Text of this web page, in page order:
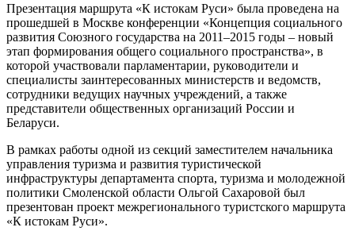
Презентация маршрута «К истокам Руси» была проведена на
прошедшей в Москве конференции «Концепция социального
развития Союзного государства на 2011–2015 годы – новый
этап формирования общего социального пространства», в
которой участвовали парламентарии, руководители и
специалисты заинтересованных министерств и ведомств,
сотрудники ведущих научных учреждений, а также
представители общественных организаций России и
Беларуси.
В рамках работы одной из секций заместителем начальника
управления туризма и развития туристической
инфраструктуры департамента спорта, туризма и молодежной
политики Смоленской области Ольгой Сахаровой был
презентован проект межрегионального туристского маршрута
«К истокам Руси».